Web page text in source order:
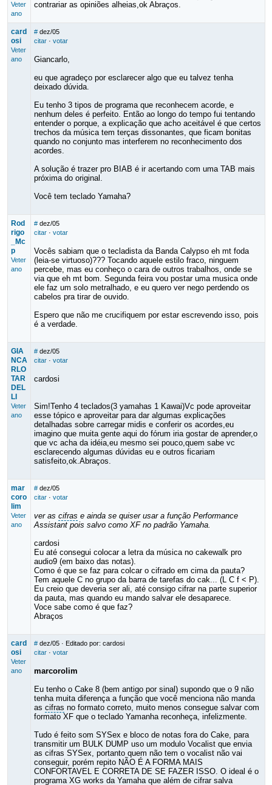
Veter
ano
contrariar as opiniões alheias,ok Abraços.
card
osi
Veter
ano
# dez/05
citar· votar
Giancarlo,
eu que agradeço por esclarecer algo que eu talvez tenha
deixado dúvida.
Eu tenho 3 tipos de programa que reconhecem acorde, e
nenhum deles é perfeito. Então ao longo do tempo fui tentando
entender o porque, a explicação que acho aceitável é que certos
trechos da música tem terças dissonantes, que ficam bonitas
quando no conjunto mas interferem no reconhecimento dos
acordes.
A solução é trazer pro BIAB é ir acertando com uma TAB mais
próxima do original.
Você tem teclado Yamaha?
Rod
rigo
_Mc
p
Veter
ano
# dez/05
citar· votar
Vocês sabiam que o tecladista da Banda Calypso eh mt foda
(leia-se virtuoso)??? Tocando aquele estilo fraco, ninguem
percebe, mas eu conheço o cara de outros trabalhos, onde se
via que eh mt bom. Segunda feira vou postar uma musica onde
ele faz um solo metralhado, e eu quero ver nego perdendo os
cabelos pra tirar de ouvido.
Espero que não me crucifiquem por estar escrevendo isso, pois
é a verdade.
GIA
NCA
RLO
TAR
DEL
LI
Veter
ano
# dez/05
citar· votar
cardosi
Sim!Tenho 4 teclados(3 yamahas 1 Kawai)Vc pode aproveitar
esse tópico e aproveitar para dar algumas explicações
detalhadas sobre carregar midis e conferir os acordes,eu
imagino que muita gente aqui do fórum iria gostar de aprender,o
que vc acha da idéia,eu mesmo sei pouco,quem sabe vc
esclarecendo algumas dúvidas eu e outros ficariam
satisfeito,ok.Abraços.
mar
coro
lim
Veter
ano
# dez/05
citar· votar
ver as cifras e ainda se quiser usar a função Performance
Assistant pois salvo como XF no padrão Yamaha.
cardosi
Eu até consegui colocar a letra da música no cakewalk pro
audio9 (em baixo das notas).
Como é que se faz para colcar o cifrado em cima da pauta?
Tem aquele C no grupo da barra de tarefas do cak... (L C f < P).
Eu creio que deveria ser ali, até consigo cifrar na parte superior
da pauta, mas quando eu mando salvar ele desaparece.
Voce sabe como é que faz?
Abraços
card
osi
Veter
ano
# dez/05· Editado por: cardosi
citar· votar
marcorolim
Eu tenho o Cake 8 (bem antigo por sinal) supondo que o 9 não
tenha muita diferença a função que você menciona não manda
as cifras no formato correto, muito menos consegue salvar com
formato XF que o teclado Yamanha reconheça, infelizmente.
Tudo é feito som SYSex e bloco de notas fora do Cake, para
transmitir um BULK DUMP uso um modulo Vocalist que envia
as cifras SYSex, portanto quem não tem o vocalist não vai
conseguir, porém repito NÃO É A FORMA MAIS
CONFORTAVEL E CORRETA DE SE FAZER ISSO. O ideal é o
programa XG works da Yamaha que além de cifrar salva